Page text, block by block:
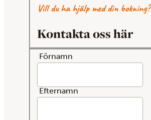
Vill du ha hjälp med din bokning?
Kontakta oss här
Förnamn
Efternamn